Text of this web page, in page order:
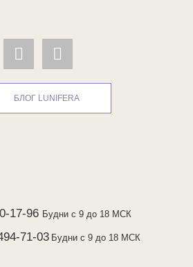
БЛОГ LUNIFERA
17-96 Будни с 9 до 18 МСК
71-03 Будни с 9 до 18 МСК